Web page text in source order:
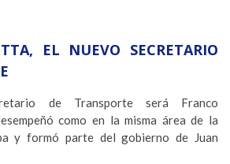
EL NUEVO SECRETARIO
de Transporte será Franco
como en la misma área de la
y formó parte del gobierno de Juan